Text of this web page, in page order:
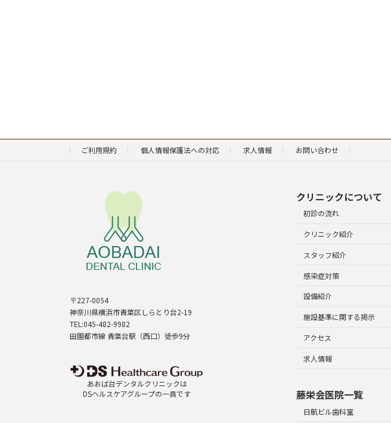
ご利用規約 個人情報保護法への対応 求人情報 お問い合わせ
〒227-0054
神奈川県横浜市青葉区しらとり台2-19
TEL:045-482-9982
田園都市線 青葉台駅（西口）徒歩9分
あおば台デンタルクリニックは
DSヘルスケアグループの一員です
クリニックについて
初診の流れ
クリニック紹介
スタッフ紹介
感染症対策
設備紹介
施設基準に関する掲示
アクセス
求人情報
藤栄会医院一覧
日航ビル歯科室